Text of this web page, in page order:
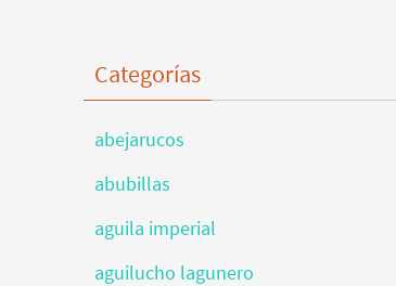
Categorías
abejarucos
abubillas
aguila imperial
aguilucho lagunero